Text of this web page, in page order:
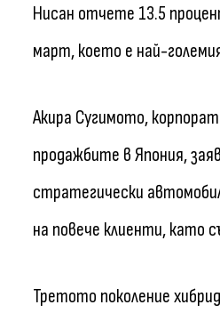
Нисан отчете 13.5
март, което е най-
Акира Сугимото,
продажбите в Япония,
стратегически
на повече клиенти, като
Третото поколение